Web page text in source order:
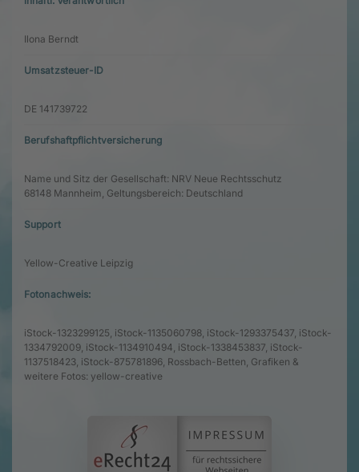
Ilona Berndt
Umsatzsteuer-ID
DE 141739722
Berufshaftpflichtversicherung
Name und Sitz der Gesellschaft: NRV Neue Rechtsschutz
68148 Mannheim, Geltungsbereich: Deutschland
Support
Yellow-Creative Leipzig
Fotonachweis:
iStock-1323299125, iStock-1135060798, iStock-1293375437, iStock-
1334792009, iStock-1134910494, iStock-1338453837, iStock-
1137518423, iStock-875781896, Rossbach-Betten, Grafiken &
weitere Fotos: yellow-creative